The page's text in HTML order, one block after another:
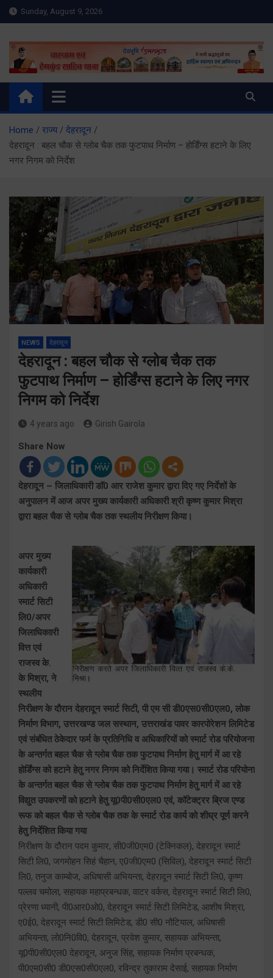
Skip
to
Sunday, August 9, 2026
Meru Raibar | Uttarakhand
News | Uttarkashi News
meruraibar.com
Home राज्य
देहरादून
देहरादून : बहल चौक से ग्लोब चैक तक फुटपाथ निर्माण – होर्डिंग्स हटाने के लिए
नगर निगम को निर्देश
NEWS देहरादून
देहरादून : बहल चौक से ग्लोब चैक तक
फुटपाथ निर्माण – होर्डिंग्स हटाने के लिए नगर
निगम को निर्देश
4 years ago Girish Gairola
Share Now
देहरादून – जिलाधिकारी डाॅ0 आर राजेश कुमार द्वारा दिए गए निर्देशों के
अनुपालन में आज अपर मुख्य कार्यकारी अधिकारी श्री कृष्ण कुमार मिश्रा
द्वारा बहल चैक से ग्लोब चैक तक स्थलीय निरीक्षण किया।
अपर मुख्य
कार्यकारी
अधिकारी
स्मार्ट सिटी
लि0/अपर
जिलाधिकाारी
वित्त एवं
राजस्व के.
के मिश्रा, ने
स्थलीय
निरीक्षण के दौरान देहरादून स्मार्ट सिटी, पी एम सी डी0एस0सी0एल0, लोक
निर्माण विभाग, उत्तरखण्ड जल सस्थान, उत्तराखंड पावर कारपोरेशन लिमिटेड
एवं संबंधित ठेकेदार फर्म के प्रतिनिधि व अधिकारियों को स्मार्ट रोड परियोजना
के अन्तर्गत बहल चैक से ग्लोब चैक तक फुटपाथ निर्माण हेतु मार्ग में आ रहे
होर्डिंग्स को हटाने हेतु नगर निगम को निर्देशित किया गया। स्मार्ट रोड परियोना
के अन्तर्गत बहल चैक से ग्लोब चैक तक फुटपाथ निर्माण हेतु मार्ग में आ रहे
विद्युत उपकरणों को हटाने हेतु यू0पी0सी0एल0 एवं, कॉटेक्ट्रर ब्रिज एण्ड
रूफ को बहल चैक से ग्लोब चैक तक के स्मार्ट रोड कार्य को शीघ्र पूर्ण करने
हेतु निर्देशित किया गया
निरीक्षण के दौरान पदम कुमार, सी0जी0एम0 (टेक्निकल), देहरादून स्मार्ट
सिटी लि0, जगमोहन सिहं चैहान, ए0जी0एम0 (सिविल), देहरादून स्मार्ट सिटी
लि0, तनुज काम्बोज, अधिषासी अभियन्ता, देहरादून स्मार्ट सिटी लि0, कृष्ण
पल्लव चमोला, सहायक महाप्रबन्धक, वाटर वर्कस, देहरादून स्मार्ट सिटी लि0,
प्रेरणा ध्यानी, पी0आर0ओ0, देहरादून स्मार्ट सिटी लिमिटेड, आशीष मिश्रा,
ए0ई0, देहरादून स्मार्ट सिटी लिमिटेड, डी0 सी0 नौटियाल, अधिषासी
अभियन्ता, लो0नि0वि0, देहरादून, प्रवेश कुमार, सहायक अभियन्ता,
यू0पी0सी0एल0 देहरादून, अनुज सिंह, सहायक निर्माण प्रबन्धक,
पी0एम0सी0 डी0एस0सी0एल0, रविन्द्र तुकाराम देसाई, सहायक निर्माण